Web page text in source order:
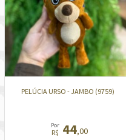
PELÚCIA URSO - JAMBO (9759)
Por
R$ 44,00